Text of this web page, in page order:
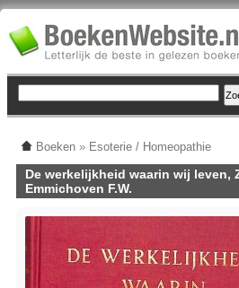
Boeken » Esoterie / Homeopathie
De werkelijkheid waarin wij leven,
Emmichoven F.W.